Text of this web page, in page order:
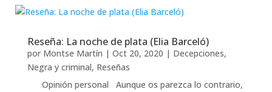
Reseña: La noche de plata (Elia Barceló)
por Montse Martín | Oct 20, 2020 | Decepciones,
Negra y criminal, Reseñas
Opinión personal Aunque os parezca lo contrario,